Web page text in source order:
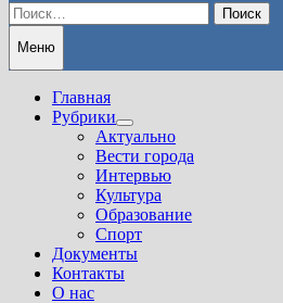
Найти:
Меню
Главная
Рубрики
Показать
подменю
Актуально
Вести города
Интервью
Культура
Образование
Спорт
Документы
Контакты
О нас